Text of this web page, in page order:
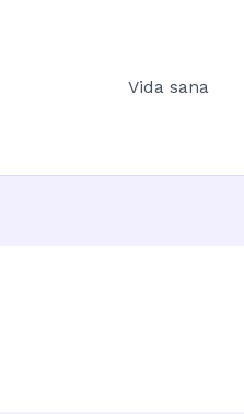
Vida sana